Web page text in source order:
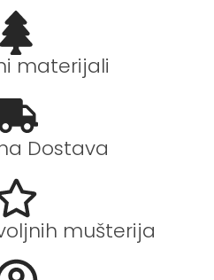
materijali
Dostava
mušterija